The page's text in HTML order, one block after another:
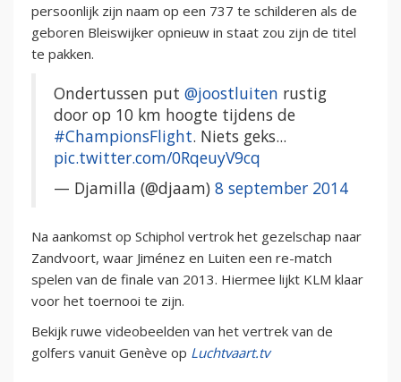
persoonlijk zijn naam op een 737 te schilderen als de
geboren Bleiswijker opnieuw in staat zou zijn de titel
te pakken.
Ondertussen put @joostluiten rustig
door op 10 km hoogte tijdens de
#ChampionsFlight. Niets geks...
pic.twitter.com/0RqeuyV9cq
— Djamilla (@djaam) 8 september 2014
Na aankomst op Schiphol vertrok het gezelschap naar
Zandvoort, waar Jiménez en Luiten een re-match
spelen van de finale van 2013. Hiermee lijkt KLM klaar
voor het toernooi te zijn.
Bekijk ruwe videobeelden van het vertrek van de
golfers vanuit Genève op Luchtvaart.tv